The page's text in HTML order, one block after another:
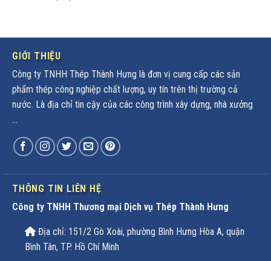
GIỚI THIỆU
Công ty TNHH Thép Thành Hưng là đơn vị cung cấp các sản
phẩm thép công nghiệp chất lượng, uy tín trên thị trường cả
nước. Là địa chỉ tin cậy của các công trình xây dựng, nhà xưởng
...
THÔNG TIN LIÊN HỆ
Công ty TNHH Thương mại Dịch vụ Thép Thành Hưng
Địa chỉ: 151/2 Gò Xoài, phường Bình Hưng Hòa A, quận
Bình Tân, TP. Hồ Chí Minh